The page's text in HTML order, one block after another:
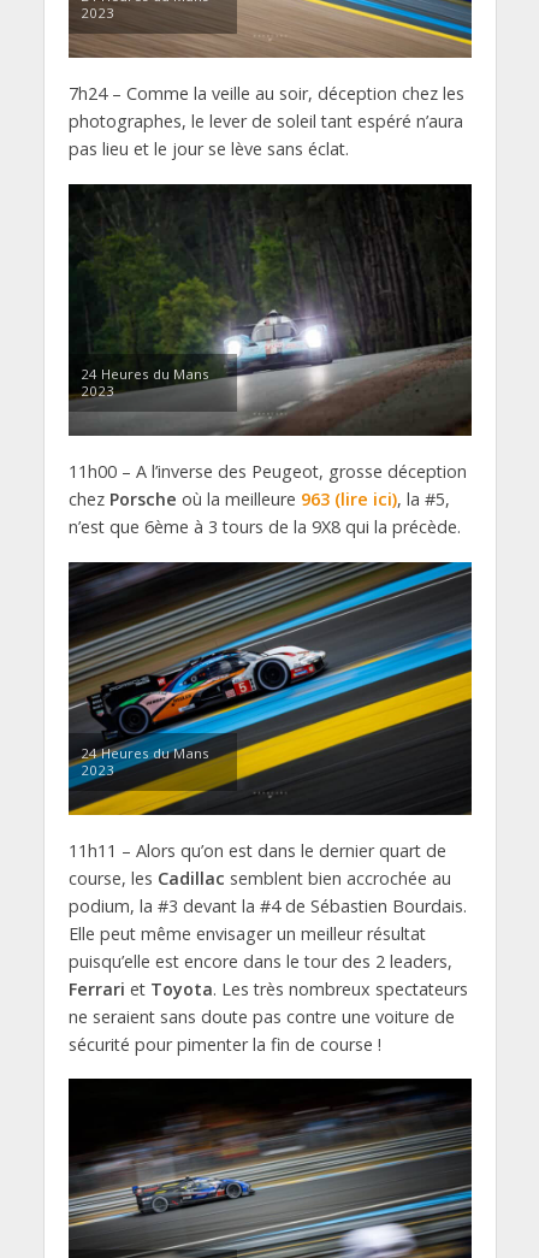
2023
7h24 – Comme la veille au soir, déception chez les
photographes, le lever de soleil tant espéré n’aura
pas lieu et le jour se lève sans éclat.
24 Heures du Mans
2023
11h00 – A l’inverse des Peugeot, grosse déception
chez Porsche où la meilleure 963 (lire ici), la #5,
n’est que 6ème à 3 tours de la 9X8 qui la précède.
24 Heures du Mans
2023
11h11 – Alors qu’on est dans le dernier quart de
course, les Cadillac semblent bien accrochée au
podium, la #3 devant la #4 de Sébastien Bourdais.
Elle peut même envisager un meilleur résultat
puisqu’elle est encore dans le tour des 2 leaders,
Ferrari et Toyota. Les très nombreux spectateurs
ne seraient sans doute pas contre une voiture de
sécurité pour pimenter la fin de course !